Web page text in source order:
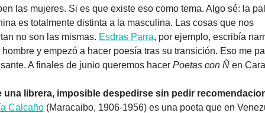
las mujeres. Si es que existe eso como tema. Algo sé: la
es totalmente distinta a la masculina. Las cosas que nos
no son las mismas. Esdras Parra, por ejemplo, escribía
hombre y empezó a hacer poesía tras su transición. Eso me
A finales de junio queremos hacer Poetas con Ñ en
una librera, imposible despedirse sin pedir
Calcaño (Maracaibo, 1906-1956) es una poeta que en